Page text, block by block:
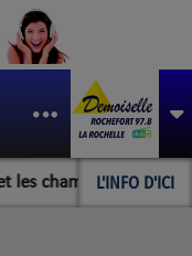
L'INFO D'ICI
les championnats du